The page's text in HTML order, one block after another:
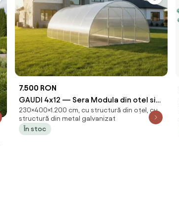
7.500 RON
GAUDI 4x12 — Sera Modula din otel si
policarbonat, Lățime 4 m, Lungime 12 m
(48 m²),
230×400×1.200 cm, cu structură din oțel, cu
structură din metal galvanizat
În stoc